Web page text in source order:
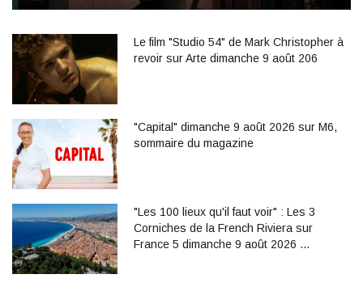
Le film "Studio 54" de Mark Christopher à
revoir sur Arte dimanche 9 août 206
"Capital" dimanche 9 août 2026 sur M6,
sommaire du magazine
"Les 100 lieux qu'il faut voir" : Les 3
Corniches de la French Riviera sur
France 5 dimanche 9 août 2026 …